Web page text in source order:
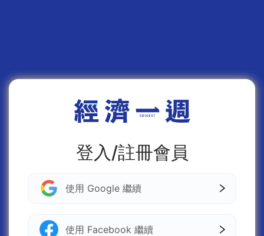
登入/註冊會員
使用 Google 繼續
使用 Facebook 繼續